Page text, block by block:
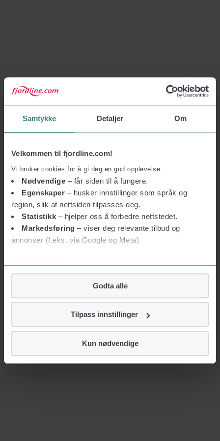
Samtykke Detaljer Om
Velkommen til fjordline.com!
Vi bruker cookies for å gi deg en god opplevelse:
Nødvendige – får siden til å fungere.
Egenskaper – husker innstillinger som språk og
region, slik at nettsiden tilpasses deg.
Statistikk – hjelper oss å forbedre nettstedet.
Markedsføring – viser deg relevante tilbud og
annonser (f.eks. via Google og Meta).
Vil du vite mer?
Om informasjonskapsler
Googles retningslinjer for personvern
Vi tar ditt personvern på alvor
identifiserer deg, som navn eller telefonnummer.
Godta alle
Tilpass innstillinger
Kun nødvendige